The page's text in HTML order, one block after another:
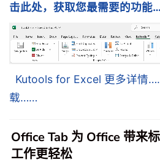
击此处，获取您最需要的功能
Kutools for Excel 更多详情
载……
Office Tab 为 Office 带来
工作更轻松